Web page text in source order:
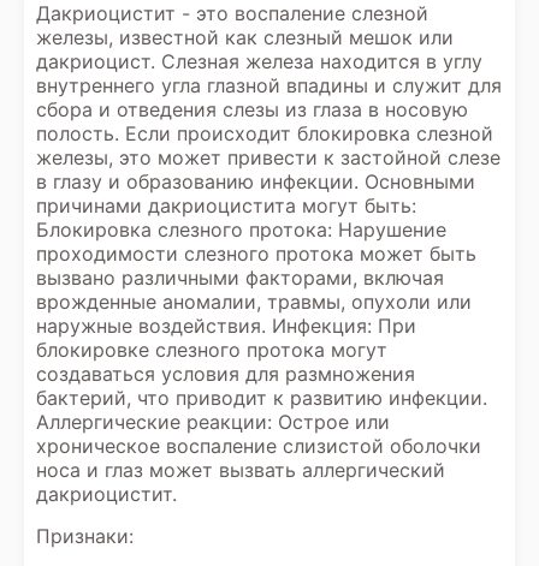
Дакриоцистит - это воспаление слезной
железы, известной как слезный мешок или
дакриоцист. Слезная железа находится в углу
внутреннего угла глазной впадины и служит для
сбора и отведения слезы из глаза в носовую
полость. Если происходит блокировка слезной
железы, это может привести к застойной слезе
в глазу и образованию инфекции. Основными
причинами дакриоцистита могут быть:
Блокировка слезного протока: Нарушение
проходимости слезного протока может быть
вызвано различными факторами, включая
врожденные аномалии, травмы, опухоли или
наружные воздействия. Инфекция: При
блокировке слезного протока могут
создаваться условия для размножения
бактерий, что приводит к развитию инфекции.
Аллергические реакции: Острое или
хроническое воспаление слизистой оболочки
носа и глаз может вызвать аллергический
дакриоцистит.
Признаки: